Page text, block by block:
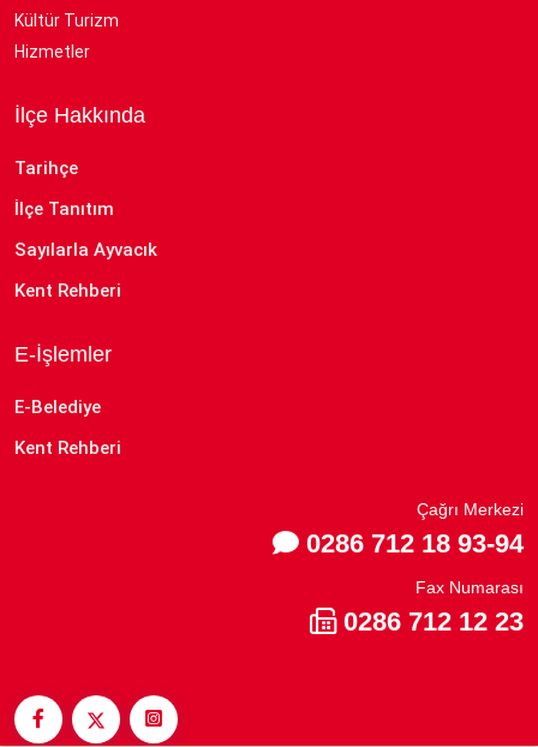
Kültür Turizm
Hizmetler
İlçe Hakkında
Tarihçe
İlçe Tanıtım
Sayılarla Ayvacık
Kent Rehberi
E-İşlemler
E-Belediye
Kent Rehberi
Çağrı Merkezi
0286 712 18 93-94
Fax Numarası
0286 712 12 23